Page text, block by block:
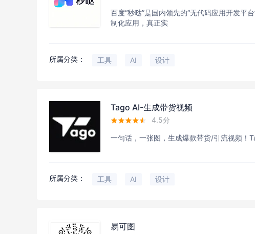
百度“​​秒哒​​”是国内领先的“​​无代码应用开发平
制化应用，真正实
所属分类： 工具 AI 设计
Tago AI-生成带货视频
 4.5分
一句话，一张图，生成爆款带货/引流视频！
所属分类： 工具 AI 设计
易可图